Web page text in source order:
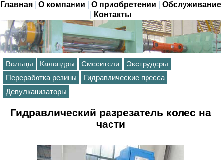
Главная| О компании О приобретении
Обслуживание
Контакты
Вальцы Каландры Смесители
Экструдеры
Переработка резины
Гидравлические пресса
Девулканизаторы
Гидравлический разрезатель колес на
части